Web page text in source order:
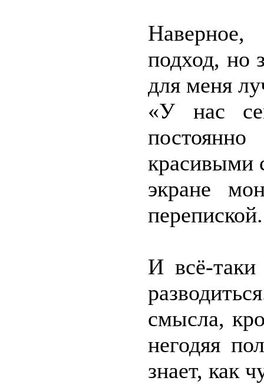
Наверное,
подход, но
для меня
«У нас
красивыми
экране
перепиской.
И всё-таки
смысла,
негодяя
знает, как